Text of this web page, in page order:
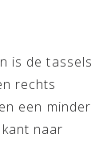
is de tassels
rechts
een minder
naar